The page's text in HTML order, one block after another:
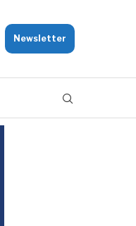
Newsletter